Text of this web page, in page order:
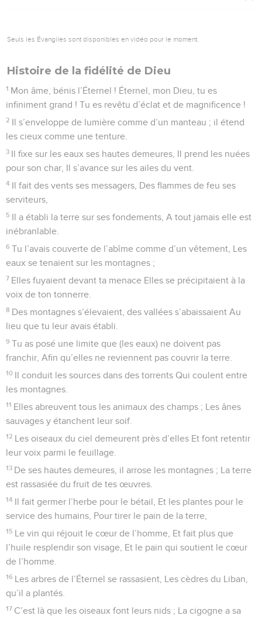
Seuls les Évangiles sont disponibles en vidéo pour le moment.
Histoire de la fidélité de Dieu
1 Mon âme, bénis l’Éternel ! Éternel, mon Dieu, tu es
infiniment grand ! Tu es revêtu d’éclat et de magnificence !
2 Il s’enveloppe de lumière comme d’un manteau ; il étend
les cieux comme une tenture.
3 Il fixe sur les eaux ses hautes demeures, Il prend les nuées
pour son char, Il s’avance sur les ailes du vent.
4 Il fait des vents ses messagers, Des flammes de feu ses
serviteurs,
5 Il a établi la terre sur ses fondements, A tout jamais elle est
inébranlable.
6 Tu l’avais couverte de l’abîme comme d’un vêtement, Les
eaux se tenaient sur les montagnes ;
7 Elles fuyaient devant ta menace Elles se précipitaient à la
voix de ton tonnerre.
8 Des montagnes s’élevaient, des vallées s’abaissaient Au
lieu que tu leur avais établi.
9 Tu as posé une limite que (les eaux) ne doivent pas
franchir, Afin qu’elles ne reviennent pas couvrir la terre.
10 Il conduit les sources dans des torrents Qui coulent entre
les montagnes.
11 Elles abreuvent tous les animaux des champs ; Les ânes
sauvages y étanchent leur soif.
12 Les oiseaux du ciel demeurent près d’elles Et font retentir
leur voix parmi le feuillage.
13 De ses hautes demeures, il arrose les montagnes ; La terre
est rassasiée du fruit de tes œuvres.
14 Il fait germer l’herbe pour le bétail, Et les plantes pour le
service des humains, Pour tirer le pain de la terre,
15 Le vin qui réjouit le cœur de l’homme, Et fait plus que
l’huile resplendir son visage, Et le pain qui soutient le cœur
de l’homme.
16 Les arbres de l’Éternel se rassasient, Les cèdres du Liban,
qu’il a plantés.
17 C’est là que les oiseaux font leurs nids ; La cigogne a sa